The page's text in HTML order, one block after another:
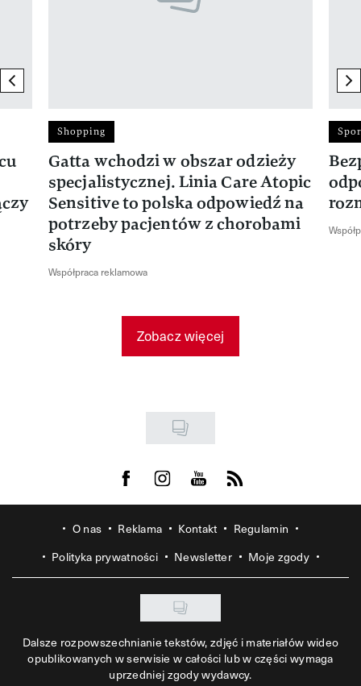
previous element
Shopping
Gatta wchodzi w obszar odzieży
specjalistycznej. Linia Care Atopic
Sensitive to polska odpowiedź na
potrzeby pacjentów z chorobami
skóry
Współpraca reklamowa
Zobacz więcej
Visit us on Facebook
Visit us on Instagram
Visit us on Youtube
Visit us on Rss
O nas Reklama Kontakt
Regulamin
Polityka prywatności
Newsletter Moje zgody
Dalsze rozpowszechnianie tekstów, zdjęć i materiałów wideo
opublikowanych w serwisie w całości lub w części wymaga
uprzedniej zgody wydawcy.